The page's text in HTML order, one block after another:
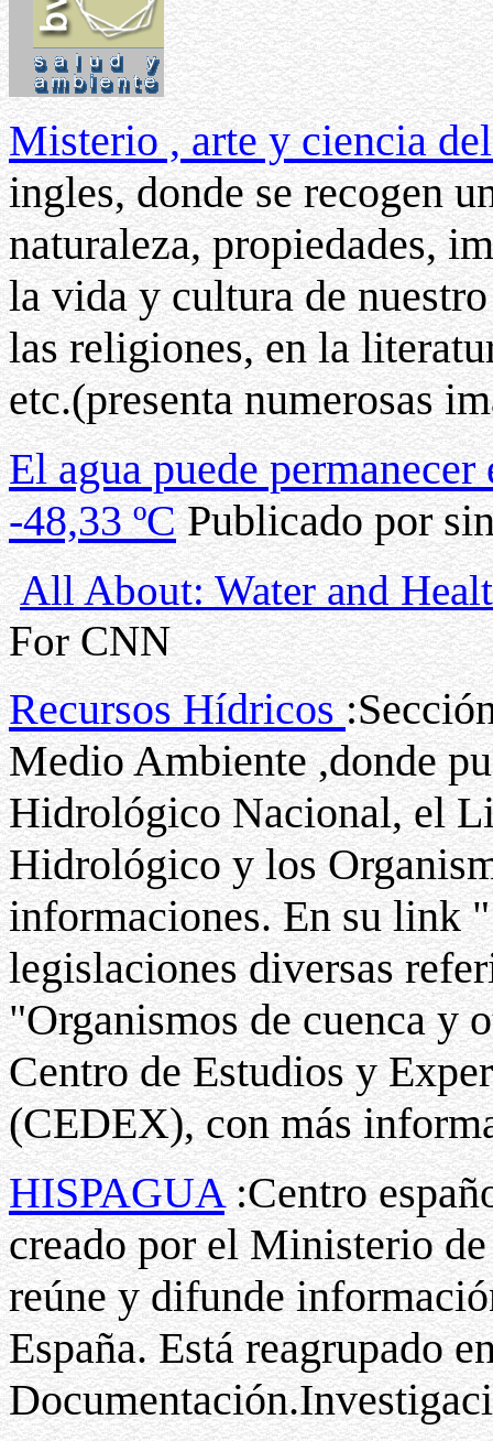
Misterio , arte y ciencia
ingles, donde se recogen
naturaleza, propiedades,
la vida y cultura de
las religiones, en la
etc.(presenta numerosas
El agua puede
-48,33 ºCPublicado por
All About: Water and
For CNN
Recursos Hídricos
Medio Ambiente ,donde
Hidrológico Nacional, el
Hidrológico y los
informaciones. En su link
legislaciones diversas
"Organismos de cuenca y
Centro de Estudios y
(CEDEX), con más
HISPAGUA:Centro
creado por el Ministerio
reúne y difunde
España. Está reagrupado